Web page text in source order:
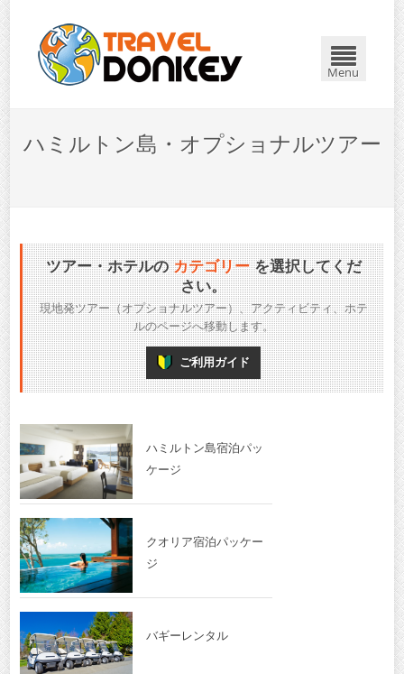
Menu
ハミルトン島・オプショナルツアー
ツアー・ホテルのカテゴリーを選択してくだ
さい。
現地発ツアー（オプショナルツアー）、アクティビティ、ホテ
ルのページへ移動します。
ご利用ガイド
ハミルトン島宿泊パッ
ケージ
クオリア宿泊パッケー
ジ
バギーレンタル